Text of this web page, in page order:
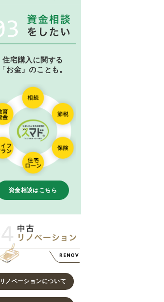
住宅購入に関する
「お金」のことも。
資金相談はこちら
リノベーションについて